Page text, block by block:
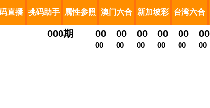
直播 挑码助手 属性参照 澳门六合 新加坡彩 台湾六合
000期 00 00 00 00 00 00
00 00 00 00 00 00